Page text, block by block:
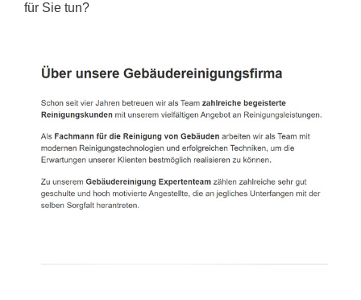
für Sie tun?